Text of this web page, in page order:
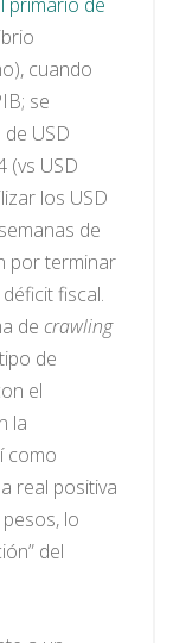
cuando
se
USD
(vs USD
los USD
de
por terminar
fiscal.
de crawling
de
el
la
como
real positiva
lo
del